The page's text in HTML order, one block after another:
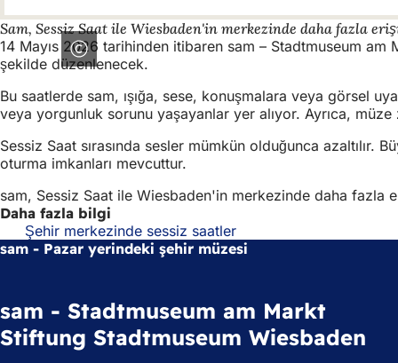
Sam, Sessiz Saat ile Wiesbaden'in merkezinde daha fazla
14 Mayıs 2026 tarihinden itibaren sam – Stadtmuseum
şekilde düzenlenecek.
Bu saatlerde sam, ışığa, sese, konuşmalara veya görsel
veya yorgunluk sorunu yaşayanlar yer alıyor. Ayrıca,
Sessiz Saat sırasında sesler mümkün olduğunca
oturma imkanları mevcuttur.
sam, Sessiz Saat ile Wiesbaden'in merkezinde daha fazla
Daha fazla bilgi
Şehir merkezinde sessiz saatler
sam - Pazar yerindeki şehir müzesi
sam - Stadtmuseum am Markt
Stiftung Stadtmuseum Wiesbaden